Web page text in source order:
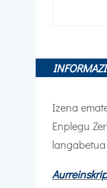
Izena
Enplegu